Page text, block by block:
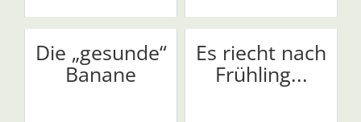
Die „gesunde“
Banane
Es riecht nach
Frühling...